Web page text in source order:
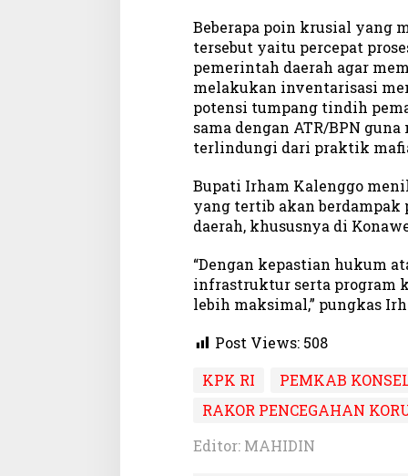
a
t
T
a
t
a
K
l
o
l
s
e
t
Beberapa poin krusial yang
tersebut yaitu percepat
pemerintah daerah agar
melakukan inventarisasi
potensi tumpang tindih
sama dengan ATR/BPN
terlindungi dari praktik
Bupati Irham Kalenggo
yang tertib akan
daerah, khususnya di
“Dengan kepastian hukum
infrastruktur serta program
lebih maksimal,” pungkas
Post Views: 508
KPK RI
PEMKAB
RAKOR PENCEGAHAN
Editor: MAHIDIN